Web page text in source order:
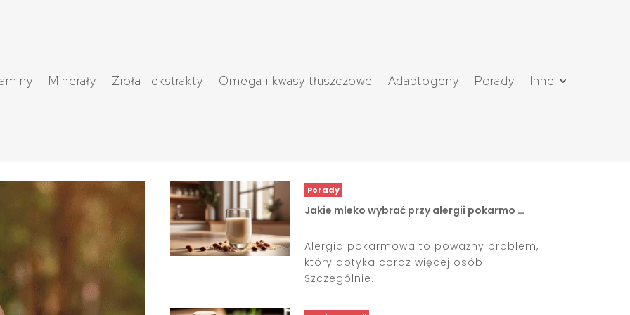
Minerały Zioła i ekstrakty Omega i kwasy tłuszczowe Adaptogeny Porady Inne
Porady
Jakie mleko wybrać przy alergii pokarmo …
Alergia pokarmowa to poważny problem,
który dotyka coraz więcej osób.
Szczególnie...